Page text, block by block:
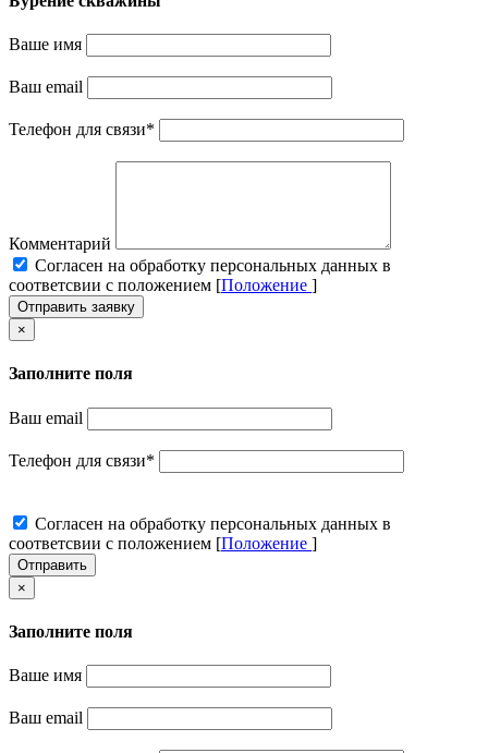
Ваше имя
Ваш email
Телефон для связи*
Комментарий
Cогласен на обработку персональных данных в
соответсвии с положением [Положение ]
Отправить заявку
×
Заполните поля
Ваш email
Телефон для связи*
Cогласен на обработку персональных данных в
соответсвии с положением [Положение ]
Отправить
×
Заполните поля
Ваше имя
Ваш email